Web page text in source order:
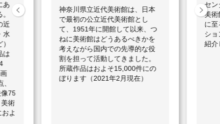
あ
近
水
は
75
術
よ
神奈川県立近代美術館は、日本
で最初の公立近代美術館とし
て、1951年に開館して以来、つ
ねに美術館はどうあるべきかを
考えながら国内での先導的な役
割を担って活動してきました。
所蔵作品はおよそ15,000件にの
ぼります（2021年2月現在）
セン
美術
に至
ショ
紹介